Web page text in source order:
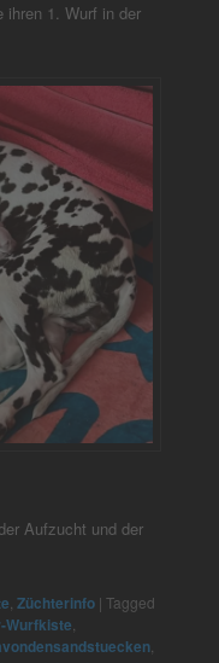
ihren 1. Wurf in der
Aufzucht und der
,Züchterinfo |Tagged
Wurfkiste